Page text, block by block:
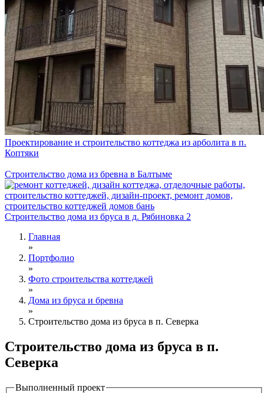
Проектирование и строительство коттеджа из арболита в п.
Коптяки
Строительство дома из бревна в Балтыме
Строительство дома из бруса в д. Рябиновка 2
Вы здесь
Главная
»
Портфолио
»
Фото строительства коттеджей
»
Дома из бруса и бревна
»
Строительство дома из бруса в п. Северка
Строительство дома из бруса в п.
Северка
Выполненный проект